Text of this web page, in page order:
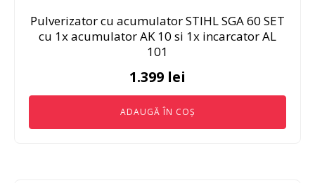
Pulverizator cu acumulator STIHL SGA 60 SET
cu 1x acumulator AK 10 si 1x incarcator AL
101
1.399 lei
ADAUGĂ ÎN COȘ